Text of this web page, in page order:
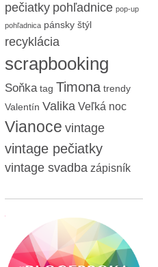
pečiatky pohľadnice pop-up
pohľadnica pánsky štýl
recyklácia
scrapbooking
Soňka tag Timona trendy
Valentín Valika Veľká noc
Vianoce vintage
vintage pečiatky
vintage svadba zápisník